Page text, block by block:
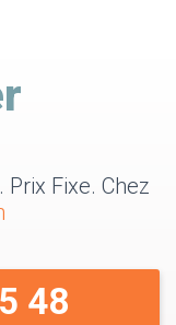
Fixe. Chez
48